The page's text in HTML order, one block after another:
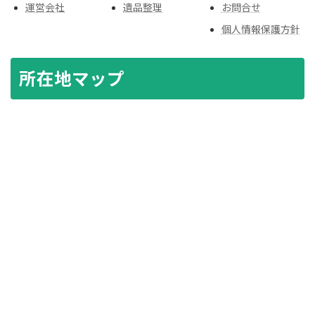
運営会社
遺品整理
お問合せ
個人情報保護方針
所在地マップ